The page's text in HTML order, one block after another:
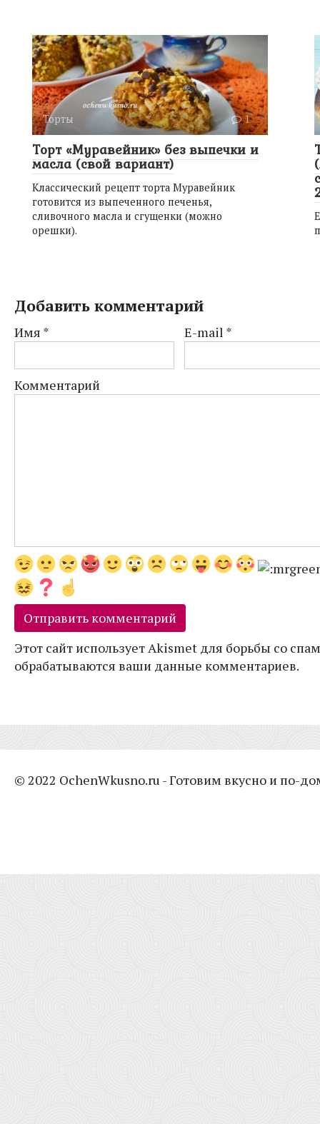
Торты 1
Торт «Муравейник» без выпечки и
масла (свой вариант)
Классический рецепт торта Муравейник
готовится из выпеченного печенья,
сливочного масла и сгущенки (можно
орешки).
Добавить комментарий
Имя * E-mail *
Комментарий
Этот сайт использует Akismet для борьбы со
обрабатываются ваши данные комментариев.
© 2022 OchenWkusno.ru - Готовим вкусно и по-